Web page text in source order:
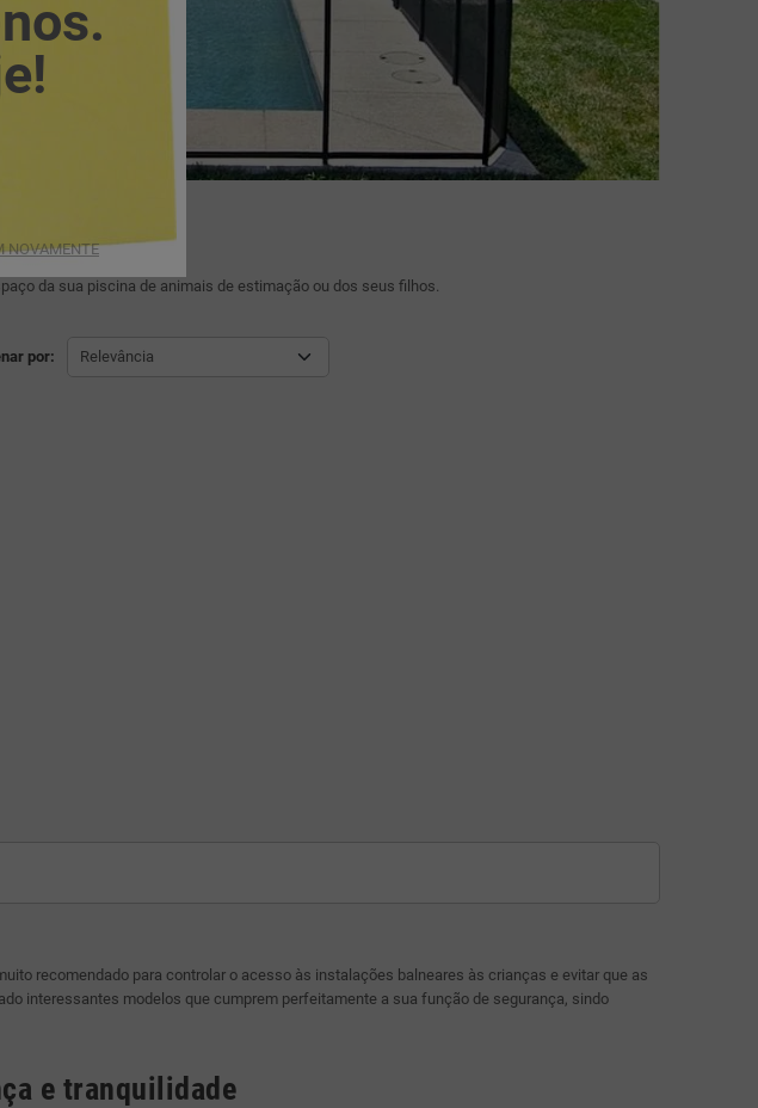
da sua piscina de animais de estimação ou dos seus filhos.
por: Relevância
recomendado para controlar o acesso às instalações balneares às crianças e evitar que as
interessantes modelos que cumprem perfeitamente a sua função de segurança, sindo
e tranquilidade
NOVAMENTE